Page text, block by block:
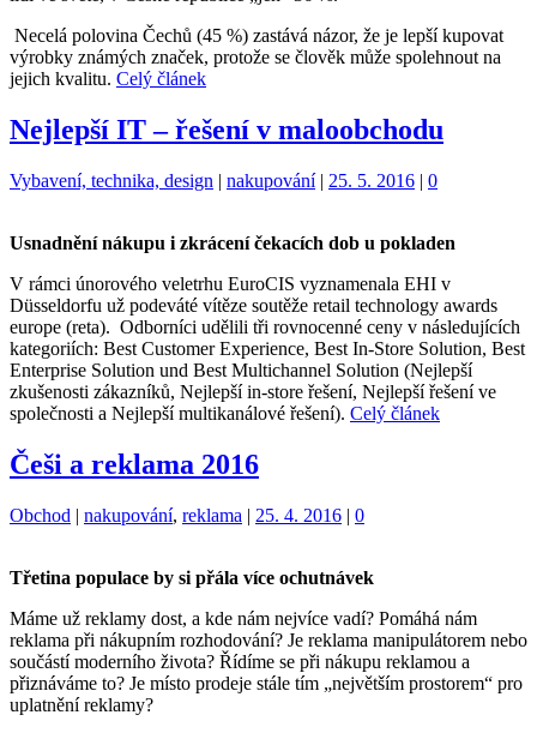
Necelá polovina Čechů (45 %) zastává názor, že je lepší kupovat
výrobky známých značek, protože se člověk může spolehnout na
jejich kvalitu. Celý článek
Nejlepší IT – řešení v maloobchodu
Kategorie:
Vybavení, technika, design | Štítky:
nakupování | 25. 5. 2016 | 0
Usnadnění nákupu i zkrácení čekacích dob u pokladen
V rámci únorového veletrhu EuroCIS vyznamenala EHI v
Düsseldorfu už podeváté vítěze soutěže retail technology awards
europe (reta). Odborníci udělili tři rovnocenné ceny v následujících
kategoriích: Best Customer Experience, Best In-Store Solution, Best
Enterprise Solution und Best Multichannel Solution (Nejlepší
zkušenosti zákazníků, Nejlepší in-store řešení, Nejlepší řešení ve
společnosti a Nejlepší multikanálové řešení). Celý článek
Češi a reklama 2016
Kategorie:
Obchod | Štítky:
nakupování, reklama | 25. 4. 2016 | 0
Třetina populace by si přála více ochutnávek
Máme už reklamy dost, a kde nám nejvíce vadí? Pomáhá nám
reklama při nákupním rozhodování? Je reklama manipulátorem nebo
součástí moderního života? Řídíme se při nákupu reklamou a
přiznáváme to? Je místo prodeje stále tím „největším prostorem“ pro
uplatnění reklamy?